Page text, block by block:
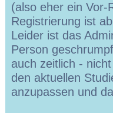
(also eher ein Vor-
Registrierung ist
Leider ist das
Person
auch zeitlich -
den aktuellen
anzupassen und